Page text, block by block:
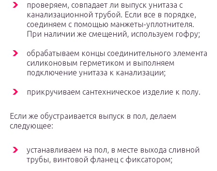
проверяем, совпадает ли выпуск унитаза с
канализационной трубой. Если все в порядке,
соединяем с помощью манжеты-уплотнителя.
При наличии же смещений, используем гофру;
обрабатываем концы соединительного элемента
силиконовым герметиком и выполняем
подключение унитаза к канализации;
прикручиваем сантехническое изделие к полу.
Если же обустраивается выпуск в пол, делаем
следующее:
устанавливаем на пол, в месте выхода сливной
трубы, винтовой фланец с фиксатором;